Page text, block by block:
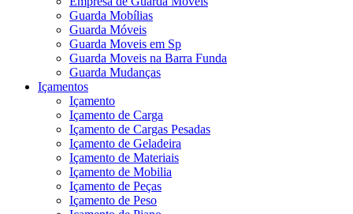
Guarda Mobílias
Guarda Móveis
Guarda Moveis em Sp
Guarda Moveis na Barra Funda
Guarda Mudanças
Içamentos
Içamento
Içamento de Carga
Içamento de Cargas Pesadas
Içamento de Geladeira
Içamento de Materiais
Içamento de Mobilia
Içamento de Peças
Içamento de Peso